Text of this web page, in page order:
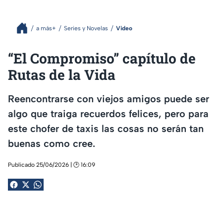
a más+ Series y Novelas Video
“El Compromiso” capítulo de
Rutas de la Vida
Reencontrarse con viejos amigos puede ser
algo que traiga recuerdos felices, pero para
este chofer de taxis las cosas no serán tan
buenas como cree.
Publicado 25/06/2026 | 🕑 16:09